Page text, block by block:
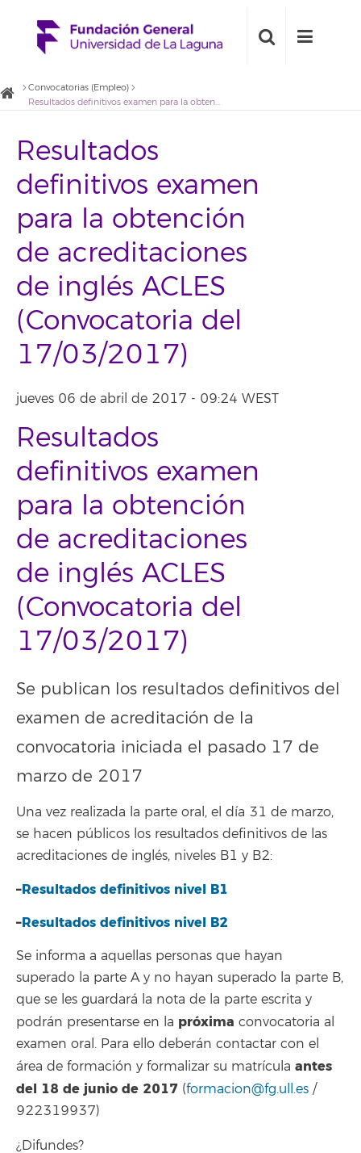
Convocatorias (Empleo)
Resultados definitivos examen para la obtención de acreditaciones de inglés ACLES (Convocatoria del 17/03/2017)
Resultados
definitivos examen
para la obtención
de acreditaciones
de inglés ACLES
(Convocatoria del
17/03/2017)
jueves 06 de abril de 2017 - 09:24 WEST
Resultados
definitivos examen
para la obtención
de acreditaciones
de inglés ACLES
(Convocatoria del
17/03/2017)
Se publican los resultados definitivos del
examen de acreditación de la
convocatoria iniciada el pasado 17 de
marzo de 2017
Una vez realizada la parte oral, el día 31 de marzo,
se hacen públicos los resultados definitivos de las
acreditaciones de inglés, niveles B1 y B2:
–Resultados definitivos nivel B1
–Resultados definitivos nivel B2
Se informa a aquellas personas que hayan
superado la parte A y no hayan superado la parte B,
que se les guardará la nota de la parte escrita y
podrán presentarse en la próxima convocatoria al
examen oral. Para ello deberán contactar con el
área de formación y formalizar su matrícula antes
del 18 de junio de 2017 (formacion@fg.ull.es /
922319937)
¿Difundes?